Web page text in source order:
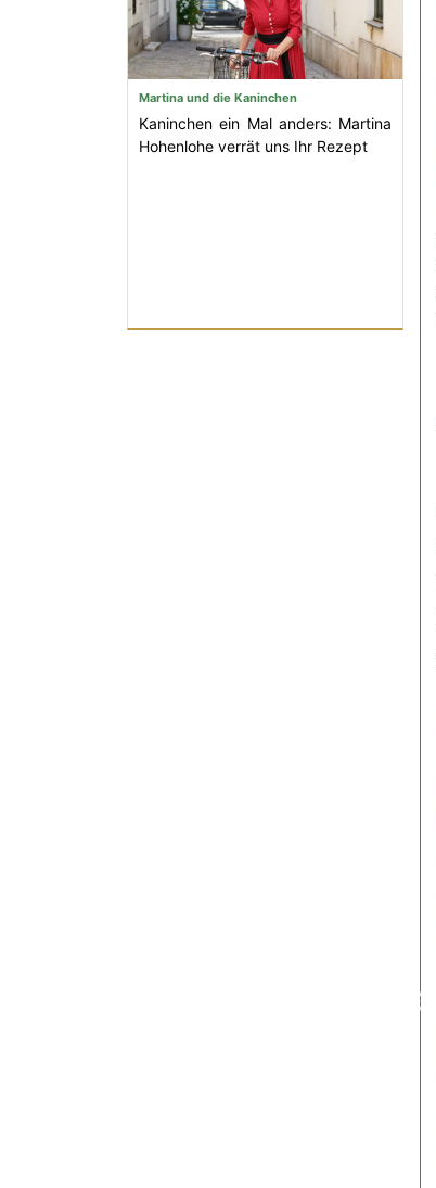
Martina und die Kaninchen
Kaninchen ein Mal anders: Martina
Hohenlohe verrät uns Ihr Rezept